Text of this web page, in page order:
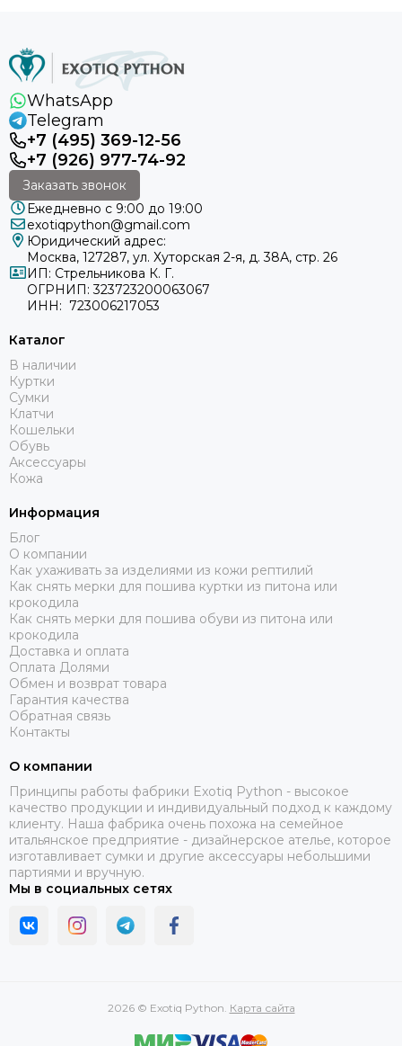
WhatsApp
Telegram
+7 (495) 369-12-56
+7 (926) 977-74-92
Заказать звонок
Ежедневно с 9:00 до 19:00
exotiqpython@gmail.com
Юридический адрес:
Москва, 127287, ул. Хуторская 2-я, д. 38А, стр. 26
ИП: Стрельникова К. Г.
ОГРНИП: 323723200063067
ИНН: 723006217053
Каталог
В наличии
Куртки
Сумки
Клатчи
Кошельки
Обувь
Аксессуары
Кожа
Информация
Блог
О компании
Как ухаживать за изделиями из кожи рептилий
Как снять мерки для пошива куртки из питона или
крокодила
Как снять мерки для пошива обуви из питона или
крокодила
Доставка и оплата
Оплата Долями
Обмен и возврат товара
Гарантия качества
Обратная связь
Контакты
О компании
Принципы работы фабрики Exotiq Python - высокое
качество продукции и индивидуальный подход к каждому
клиенту. Наша фабрика очень похожа на семейное
итальянское предприятие - дизайнерское ателье, которое
изготавливает сумки и другие аксессуары небольшими
партиями и вручную.
Мы в социальных сетях
2026 © Exotiq Python. Карта сайта